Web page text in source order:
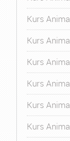
Kurs
Kurs
Kurs
Kurs
Kurs
Kurs